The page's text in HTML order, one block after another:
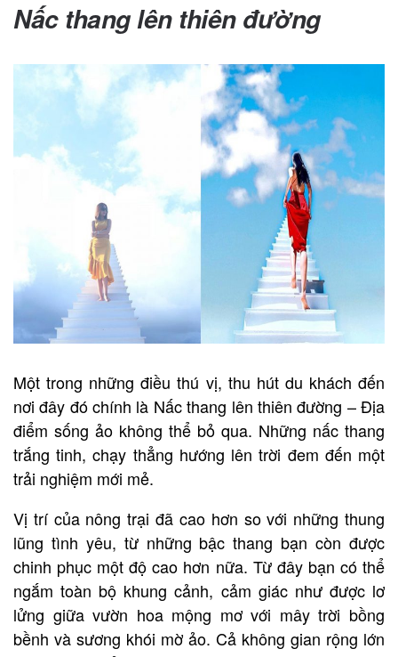
Nấc thang lên thiên đường
Một trong những điều thú vị, thu hút du khách đến
nơi đây đó chính là Nấc thang lên thiên đường – Địa
điểm sống ảo không thể bỏ qua. Những nấc thang
trắng tinh, chạy thẳng hướng lên trời đem đến một
trải nghiệm mới mẻ.
Vị trí của nông trại đã cao hơn so với những thung
lũng tình yêu, từ những bậc thang bạn còn được
chinh phục một độ cao hơn nữa. Từ đây bạn có thể
ngắm toàn bộ khung cảnh, cảm giác như được lơ
lửng giữa vườn hoa mộng mơ với mây trời bồng
bềnh và sương khói mờ ảo. Cả không gian rộng lớn